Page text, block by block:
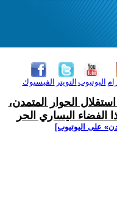
الفيسبوك التويتر اليوتيوب
الحوار المتمدن،
اليساري الحر
على اليوتيوب]